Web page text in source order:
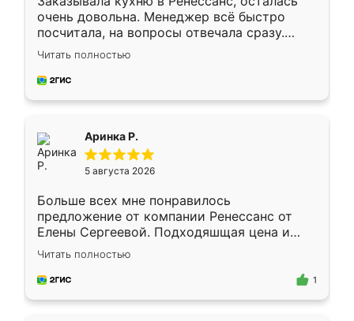
очень довольна. Менеджер всё быстро
посчитала, на вопросы отвечала сразу.
Замерщик приехал в субботу, подошёл к
делу со всей ответственностью. Собрали
за день, ребята работали аккуратно, даже
Читать полностью
Аринка Р.
5 августа 2026
Больше всех мне понравилось
предложение от компании Ренессанс от
Елены Сергеевой. Подходяшщая цена и
короткие сроки изготовления. Приехавший
для замера сотрудник Владислав
предложил по моему эскизу самый
Читать полностью
1